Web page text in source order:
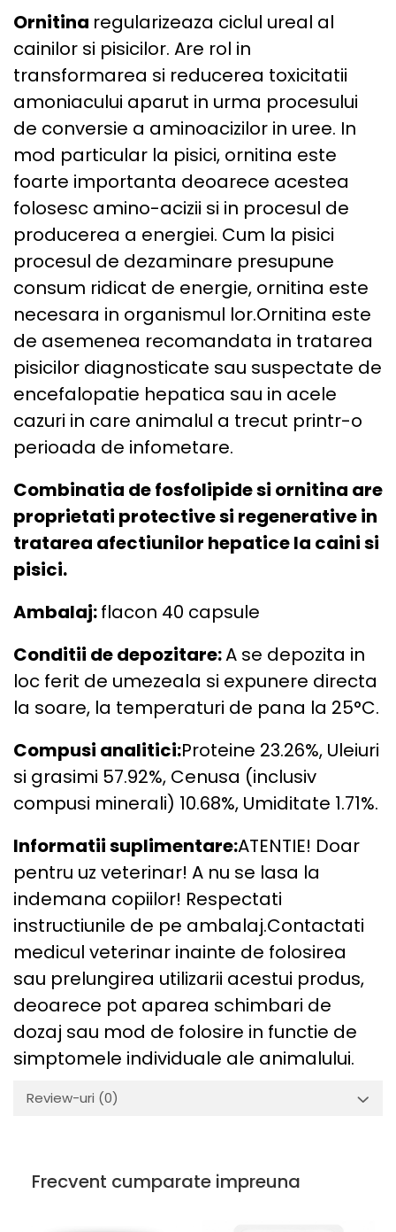
Ornitina regularizeaza ciclul ureal al
cainilor si pisicilor. Are rol in
transformarea si reducerea toxicitatii
amoniacului aparut in urma procesului
de conversie a aminoacizilor in uree. In
mod particular la pisici, ornitina este
foarte importanta deoarece acestea
folosesc amino-acizii si in procesul de
producerea a energiei. Cum la pisici
procesul de dezaminare presupune
consum ridicat de energie, ornitina este
necesara in organismul lor.Ornitina este
de asemenea recomandata in tratarea
pisicilor diagnosticate sau suspectate de
encefalopatie hepatica sau in acele
cazuri in care animalul a trecut printr-o
perioada de infometare.
Combinatia de fosfolipide si ornitina are
proprietati protective si regenerative in
tratarea afectiunilor hepatice la caini si
pisici.
Ambalaj:flacon 40 capsule
Conditii de depozitare:A se depozita in
loc ferit de umezeala si expunere directa
la soare, la temperaturi de pana la 25°C.
Compusi analitici:Proteine 23.26%, Uleiuri
si grasimi 57.92%, Cenusa (inclusiv
compusi minerali) 10.68%, Umiditate 1.71%.
Informatii suplimentare:ATENTIE! Doar
pentru uz veterinar! A nu se lasa la
indemana copiilor! Respectati
instructiunile de pe ambalaj.Contactati
medicul veterinar inainte de folosirea
sau prelungirea utilizarii acestui produs,
deoarece pot aparea schimbari de
dozaj sau mod de folosire in functie de
simptomele individuale ale animalului.
Review-uri (0)
Frecvent cumparate impreuna